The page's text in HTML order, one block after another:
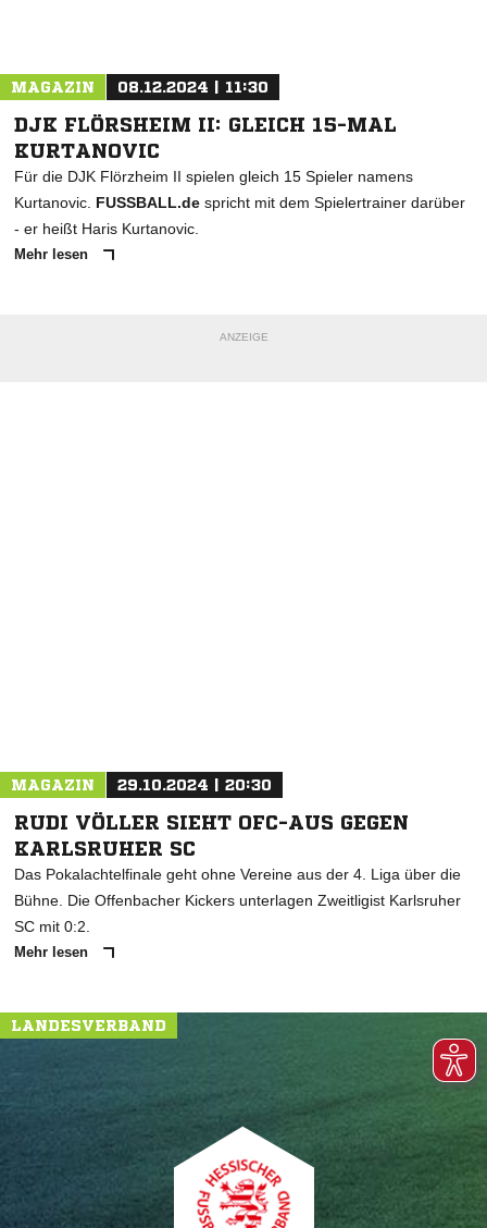
MAGAZIN 08.12.2024 | 11:30
DJK FLÖRSHEIM II: GLEICH 15-MAL
KURTANOVIC
Für die DJK Flörzheim II spielen gleich 15 Spieler namens
Kurtanovic. FUSSBALL.de spricht mit dem Spielertrainer darüber
- er heißt Haris Kurtanovic.
Mehr lesen
ANZEIGE
MAGAZIN 29.10.2024 | 20:30
RUDI VÖLLER SIEHT OFC-AUS GEGEN
KARLSRUHER SC
Das Pokalachtelfinale geht ohne Vereine aus der 4. Liga über die
Bühne. Die Offenbacher Kickers unterlagen Zweitligist Karlsruher
SC mit 0:2.
Mehr lesen
LANDESVERBAND